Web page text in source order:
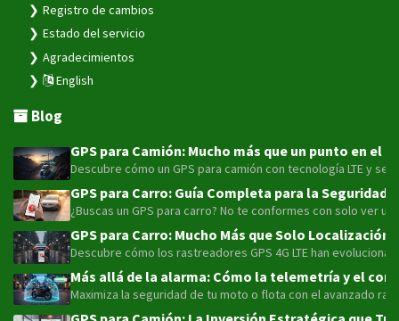
Registro de cambios
Estado del servicio
Agradecimientos
English
Blog
GPS para Camión: Mucho más que un punto en
Descubre cómo un GPS para camión con tecnología LTE y
GPS para Carro: Guía Completa para la
¿Buscas un GPS para carro? No te conformes con solo ver
GPS para Carro: Mucho Más que Solo Localización
Descubre cómo los rastreadores GPS 4G LTE han
Más allá de la alarma: Cómo la telemetría y el
Maximiza la seguridad de tu moto o flota con el avanzado